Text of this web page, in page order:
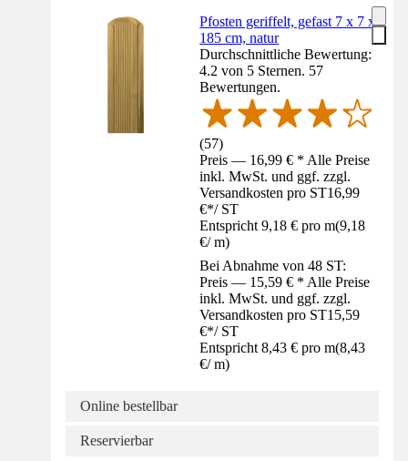
Pfosten geriffelt, gefast 7 x 7 x
185 cm, natur
Durchschnittliche Bewertung:
4.2 von 5 Sternen. 57
Bewertungen.
(57)
Preis — 16,99 € * Alle Preise
inkl. MwSt. und ggf. zzgl.
Versandkosten pro ST16,99
€*/ ST
Entspricht 9,18 € pro m(9,18
€/ m)
Bei Abnahme von 48 ST:
Preis — 15,59 € * Alle Preise
inkl. MwSt. und ggf. zzgl.
Versandkosten pro ST15,59
€*/ ST
Entspricht 8,43 € pro m(8,43
€/ m)
Online bestellbar
Reservierbar